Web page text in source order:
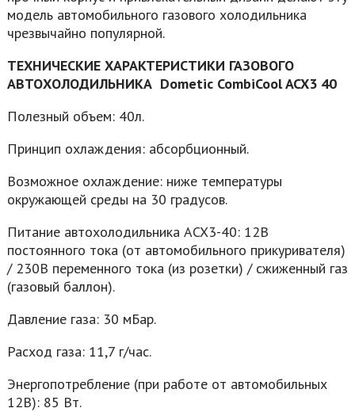
модель автомобильного газового холодильника
чрезвычайно популярной.
ТЕХНИЧЕСКИЕ ХАРАКТЕРИСТИКИ ГАЗОВОГО
АВТОХОЛОДИЛЬНИКА Dometic CombiCool ACX3 40
Полезный объем: 40л.
Принцип охлаждения: абсорбционный.
Возможное охлаждение: ниже температуры
окружающей среды на 30 градусов.
Питание автохолодильника ACX3-40: 12В
постоянного тока (от автомобильного прикуривателя)
/ 230В переменного тока (из розетки) / сжиженный газ
(газовый баллон).
Давление газа: 30 мБар.
Расход газа: 11,7 г/час.
Энергопотребление (при работе от автомобильных
12В): 85 Вт.